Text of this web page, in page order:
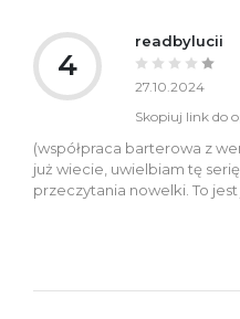
4
readbylucii
27.10.2024
Skopiuj link do
(współpraca barterowa z
już wiecie, uwielbiam tę
przeczytania nowelki. To